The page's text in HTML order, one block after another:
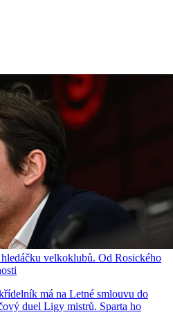
velkoklubů. Od Rosického
má na Letné smlouvu do
duel Ligy mistrů. Sparta ho